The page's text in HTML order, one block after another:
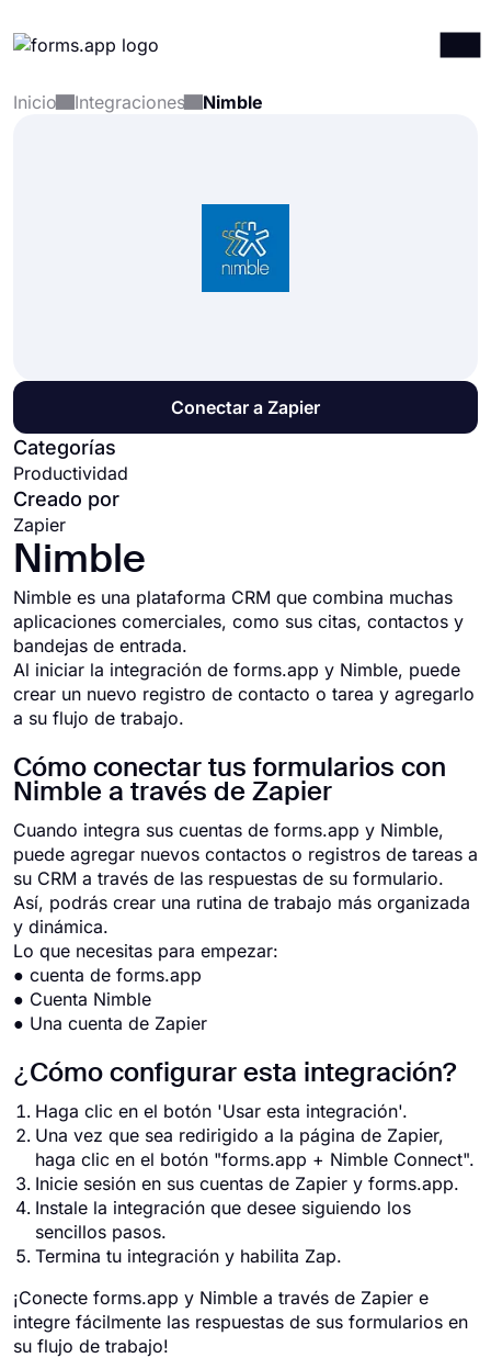
Productos
Inicio Integraciones Nimble
Conectar a Zapier
Categorías
Productividad
Creado por
Zapier
Nimble
Nimble es una plataforma CRM que combina muchas
aplicaciones comerciales, como sus citas, contactos y
bandejas de entrada.
Al iniciar la integración de forms.app y Nimble, puede
crear un nuevo registro de contacto o tarea y agregarlo
a su flujo de trabajo.
Cómo conectar tus formularios con
Nimble a través de Zapier
Cuando integra sus cuentas de forms.app y Nimble,
puede agregar nuevos contactos o registros de tareas a
su CRM a través de las respuestas de su formulario.
Así, podrás crear una rutina de trabajo más organizada
y dinámica.
Lo que necesitas para empezar:
● cuenta de forms.app
● Cuenta Nimble
● Una cuenta de Zapier
¿Cómo configurar esta integración?
Haga clic en el botón 'Usar esta integración'.
Una vez que sea redirigido a la página de Zapier,
haga clic en el botón "forms.app + Nimble Connect".
Inicie sesión en sus cuentas de Zapier y forms.app.
Instale la integración que desee siguiendo los
sencillos pasos.
Termina tu integración y habilita Zap.
¡Conecte forms.app y Nimble a través de Zapier e
integre fácilmente las respuestas de sus formularios en
su flujo de trabajo!